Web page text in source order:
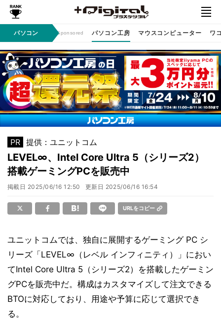
パソコン
/ イベント Sponsored パソコン工房 マウスコンピューター ワ
PR 提供：ユニットコム
LEVEL∞、Intel Core Ultra 5（シリーズ2）
搭載ゲーミングPCを販売中
掲載日 2025/06/16 12:50 更新日 2025/06/16 16:54
URLをコピー
ユニットコムでは、独自に展開するゲーミング PC シ
リーズ「LEVEL∞（レベル インフィニティ）」におい
てIntel Core Ultra 5（シリーズ2）を搭載したゲーミン
グPCを販売中だ。構成はカスタマイズして注文できる
BTOに対応しており、用途や予算に応じて選択でき
る。